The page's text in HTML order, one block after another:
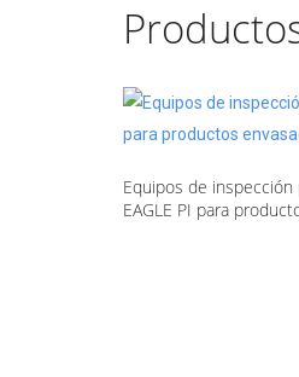
Equipos de inspección
EAGLE PI para